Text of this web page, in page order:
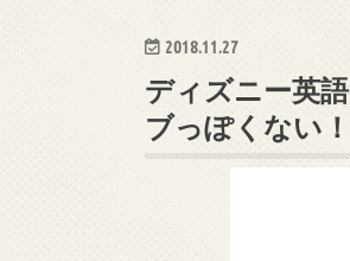
2018.11.27
ディズニー英
ブっぽくない！